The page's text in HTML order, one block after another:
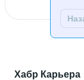
Хабр Карьера